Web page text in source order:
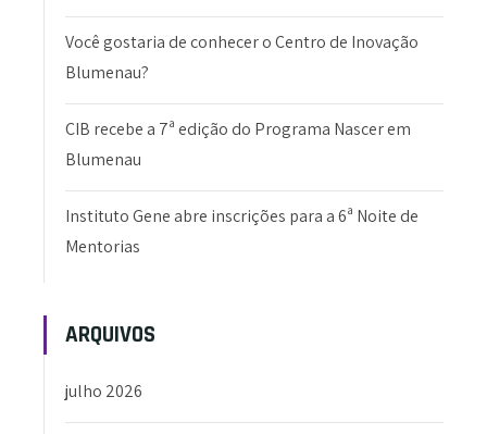
Você gostaria de conhecer o Centro de Inovação
Blumenau?
CIB recebe a 7ª edição do Programa Nascer em
Blumenau
Instituto Gene abre inscrições para a 6ª Noite de
Mentorias
ARQUIVOS
julho 2026